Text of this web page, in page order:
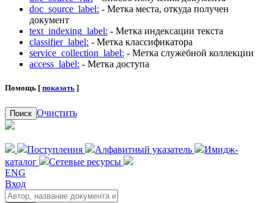
doc_source_label: - Метка места, откуда получен
документ
text_indexing_label: - Метка индексации текста
classifier_label: - Метка классификатора
service_collection_label: - Метка служебной коллекции
access_label: - Метка доступа
Помощь [ показать ]
Поиск Очистить
Поступления Алфавитный указатель
Имидж-
каталог
Сетевые ресурсы
ENG
Вход